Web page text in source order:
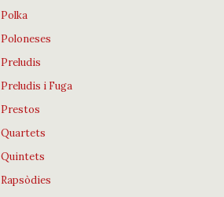
Polka
Poloneses
Preludis
Preludis i Fuga
Prestos
Quartets
Quintets
Rapsòdies